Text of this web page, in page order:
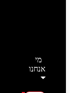
מי
אנחנו